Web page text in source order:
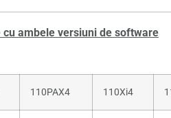
ambele versiuni de software
110PAX4 110Xi4